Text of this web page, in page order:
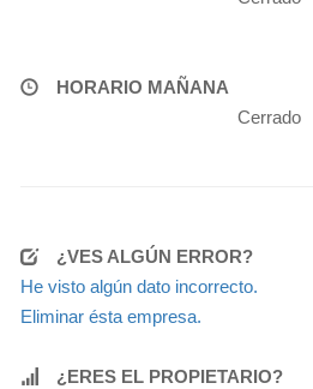
HORARIO MAÑANA
Cerrado
¿VES ALGÚN ERROR?
He visto algún dato incorrecto.
Eliminar ésta empresa.
¿ERES EL PROPIETARIO?